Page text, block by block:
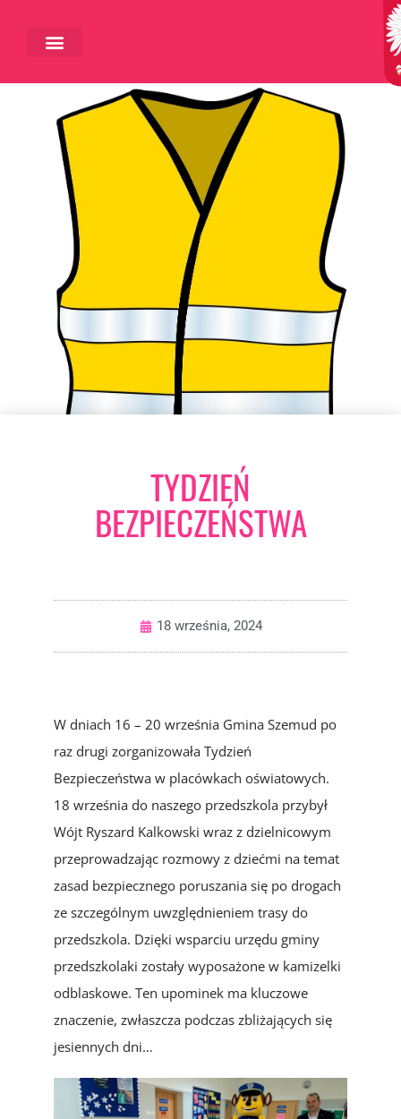
TYDZIEŃ
BEZPIECZEŃSTWA
18 września, 2024
W dniach 16 – 20 września Gmina Szemud po
raz drugi zorganizowała Tydzień
Bezpieczeństwa w placówkach oświatowych.
18 września do naszego przedszkola przybył
Wójt Ryszard Kalkowski wraz z dzielnicowym
przeprowadzając rozmowy z dziećmi na temat
zasad bezpiecznego poruszania się po drogach
ze szczególnym uwzględnieniem trasy do
przedszkola. Dzięki wsparciu urzędu gminy
przedszkolaki zostały wyposażone w kamizelki
odblaskowe. Ten upominek ma kluczowe
znaczenie, zwłaszcza podczas zbliżających się
jesiennych dni…